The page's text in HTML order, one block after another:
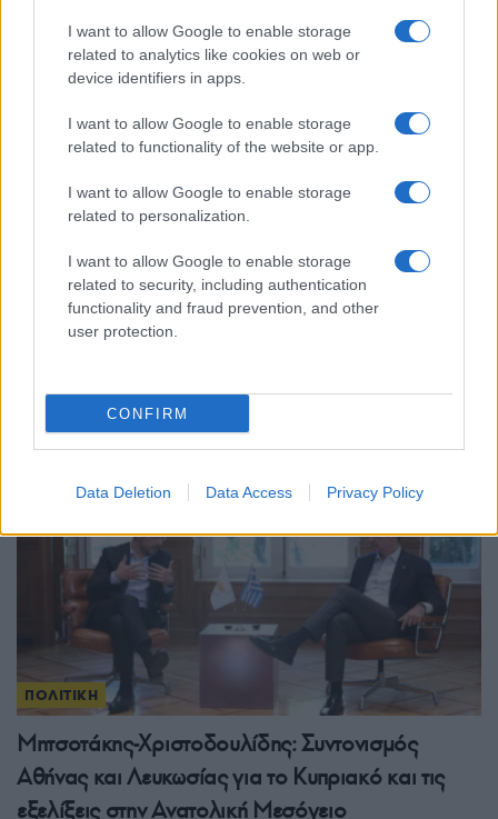
I want to allow Google to enable storage
related to analytics like cookies on web or
device identifiers in apps.
I want to allow Google to enable storage
related to functionality of the website or app.
I want to allow Google to enable storage
related to personalization.
I want to allow Google to enable storage
related to security, including authentication
functionality and fraud prevention, and other
user protection.
CONFIRM
Data Deletion Data Access Privacy Policy
ΠΟΛΙΤΙΚΗ
Συνταγματική αναθεώρηση: Σήμερα η πρώτη
27/07/2026 - 12:08μμ
ΠΟΛΙΤΙΚΗ
Μητσοτάκης-Χριστοδουλίδης: Συντονισμός
Αθήνας και Λευκωσίας για το Κυπριακό και τις
εξελίξεις στην Ανατολική Μεσόγειο